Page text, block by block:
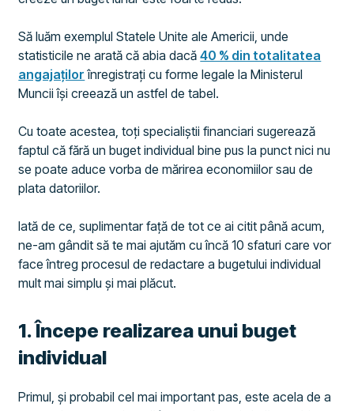
Să luăm exemplul Statele Unite ale Americii, unde
statisticile ne arată că abia dacă40 % din totalitatea
angajaților înregistrați cu forme legale la Ministerul
Muncii își creează un astfel de tabel.
Cu toate acestea, toți specialiștii financiari sugerează
faptul că fără un buget individual bine pus la punct nici nu
se poate aduce vorba de mărirea economiilor sau de
plata datoriilor.
Iată de ce, suplimentar față de tot ce ai citit până acum,
ne-am gândit să te mai ajutăm cu încă 10 sfaturi care vor
face întreg procesul de redactare a bugetului individual
mult mai simplu și mai plăcut.
​1. Începe realizarea unui buget
individual
Primul, și probabil cel mai important pas, este acela de a